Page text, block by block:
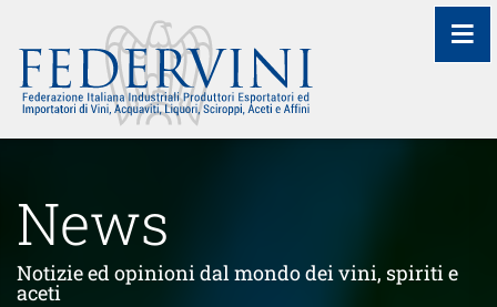
News
Notizie ed opinioni dal mondo dei vini, spiriti e
aceti
≡